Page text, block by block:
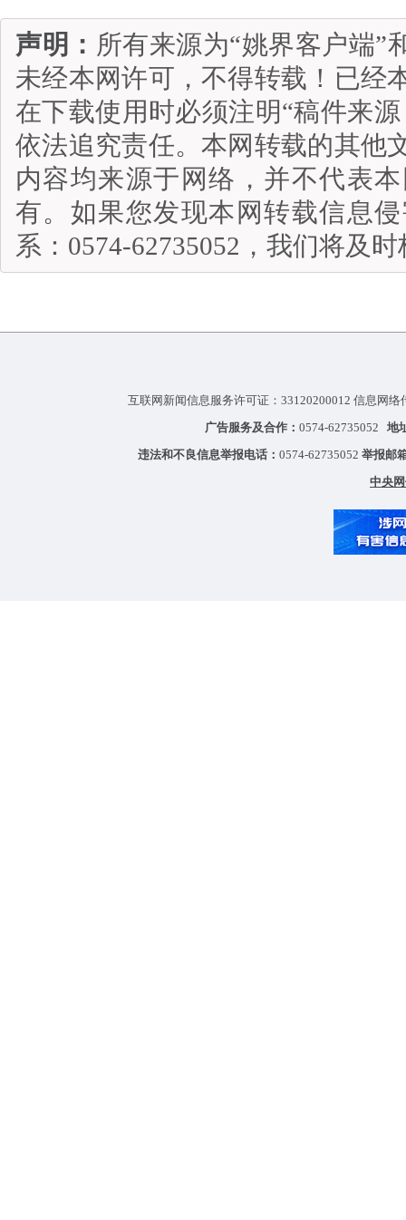
声明： 所有来源为“姚界客户端”
未经本网许可，不得转载！已经
在下载使用时必须注明“稿件来
依法追究责任。本网转载的其他
内容均来源于网络，并不代表
有。如果您发现本网转载信息
系：0574-62735052，我们将及
互联网新闻信息服务许可证：33120200012 信息网
广告服务及合作： 0574-62735052 地
违法和不良信息举报电话： 0574-62735052 举报邮
中央